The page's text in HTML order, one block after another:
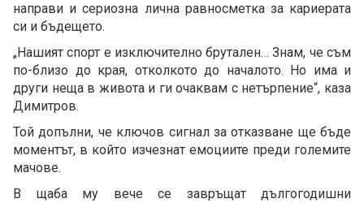
направи и сериозна лична равносметка за кариерата
си и бъдещето.
„Нашият спорт е изключително брутален… Знам, че съм
по-близо до края, отколкото до началото. Но има и
други неща в живота и ги очаквам с нетърпение“, каза
Димитров.
Той допълни, че ключов сигнал за отказване ще бъде
моментът, в който изчезнат емоциите преди големите
мачове.
В щаба му вече се завръщат дългогодишни